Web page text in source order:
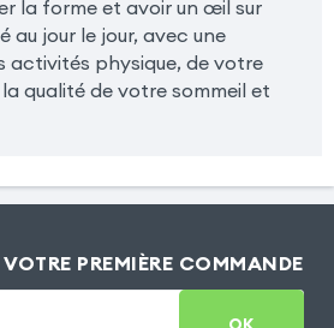
la forme et avoir un œil sur
jour le jour, avec une
activités physique, de votre
qualité de votre sommeil et
PREMIÈRE COMMANDE